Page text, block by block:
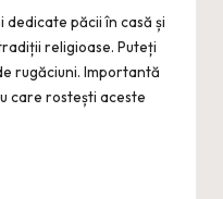
dedicate păcii în casă și
religioase. Puteți
rugăciuni. Importantă
care rostești aceste